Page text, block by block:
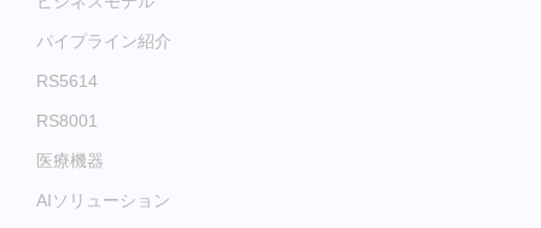
パイプライン紹介
RS5614
RS8001
医療機器
AIソリューション